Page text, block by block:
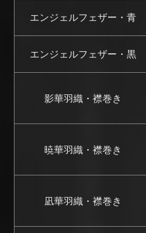
エンジェルフェザー・青
エンジェルフェザー・黒
影華羽織・襟巻き
暁華羽織・襟巻き
凪華羽織・襟巻き